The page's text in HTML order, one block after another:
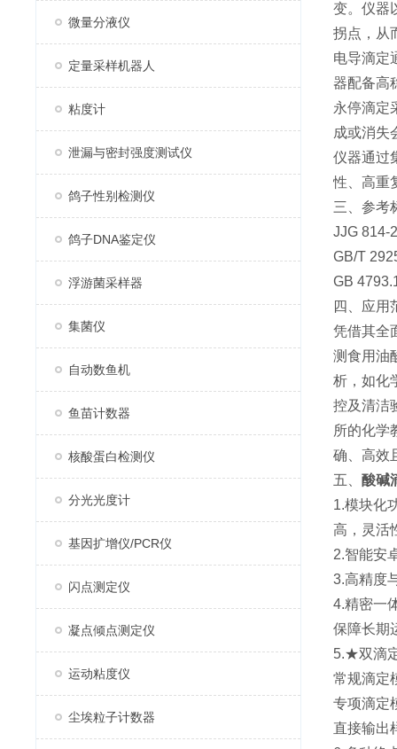
微量分液仪
定量采样机器人
粘度计
泄漏与密封强度测试仪
鸽子性别检测仪
鸽子DNA鉴定仪
浮游菌采样器
集菌仪
自动数鱼机
鱼苗计数器
核酸蛋白检测仪
分光光度计
基因扩增仪/PCR仪
闪点测定仪
凝点倾点测定仪
运动粘度仪
尘埃粒子计数器
变。仪器
拐点，从
电导滴定
器配备高
永停滴定
成或消失
仪器通过
性、高重
三、参考
JJG 814-
GB/T
GB
四、应用
凭借其全
测食用油
析，如化
控及清洁
所的化学
确、高效
五、 酸碱
1.模块化
高，灵活
2.智能安
3.高精度
4.精密一
保障长期
5.★双滴
常规滴定
专项滴定
直接输出